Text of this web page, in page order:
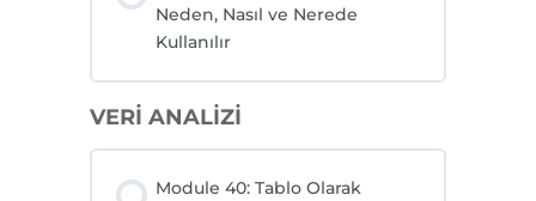
Neden, Nasıl ve Nerede
Kullanılır
VERİ ANALİZİ
Module 40: Tablo Olarak